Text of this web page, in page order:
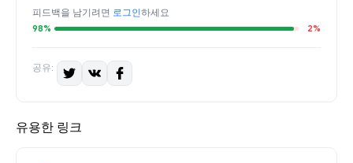
피드백을 남기려면 로그인하세요
98% 2%
공유:
유용한 링크